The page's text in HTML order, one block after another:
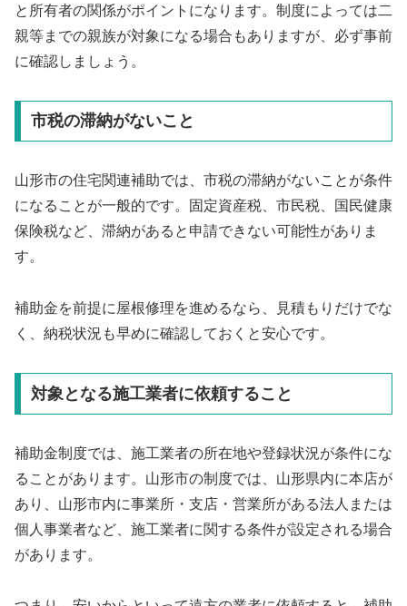
と所有者の関係がポイントになります。制度によっては二
親等までの親族が対象になる場合もありますが、必ず事前
に確認しましょう。
市税の滞納がないこと
山形市の住宅関連補助では、市税の滞納がないことが条件
になることが一般的です。固定資産税、市民税、国民健康
保険税など、滞納があると申請できない可能性がありま
す。
補助金を前提に屋根修理を進めるなら、見積もりだけでな
く、納税状況も早めに確認しておくと安心です。
対象となる施工業者に依頼すること
補助金制度では、施工業者の所在地や登録状況が条件にな
ることがあります。山形市の制度では、山形県内に本店が
あり、山形市内に事業所・支店・営業所がある法人または
個人事業者など、施工業者に関する条件が設定される場合
があります。